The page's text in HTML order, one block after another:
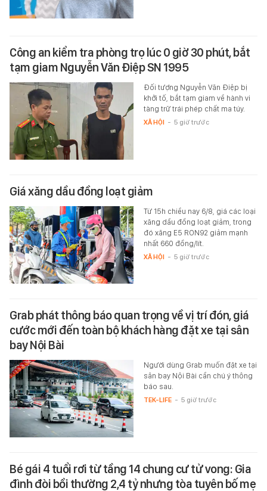
Công an kiểm tra phòng trọ lúc 0 giờ 30 phút, bắt
tạm giam Nguyễn Văn Điệp SN 1995
Đối tượng Nguyễn Văn Điệp bị
khởi tố, bắt tạm giam về hành vi
tàng trữ trái phép chất ma túy.
XÃ HỘI - 5 giờ trước
Giá xăng dầu đồng loạt giảm
Từ 15h chiều nay 6/8, giá các loại
xăng dầu đồng loạt giảm, trong
đó xăng E5 RON92 giảm mạnh
nhất 660 đồng/lít.
XÃ HỘI - 5 giờ trước
Grab phát thông báo quan trọng về vị trí đón, giá
cước mới đến toàn bộ khách hàng đặt xe tại sân
bay Nội Bài
Người dùng Grab muốn đặt xe tại
sân bay Nội Bài cần chú ý thông
báo sau.
TEK-LIFE - 5 giờ trước
Bé gái 4 tuổi rơi từ tầng 14 chung cư tử vong: Gia
đình đòi bồi thường 2,4 tỷ nhưng tòa tuyên bố mẹ